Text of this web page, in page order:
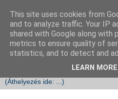
Mindenkinek, aki saját maga
tőzsdén, magas hozamokkal,
This site uses cookies from
and to analyze traffic. Your IP
shared with Google along with
metrics to ensure quality of
statistics, and to detect and
LEARN MORE